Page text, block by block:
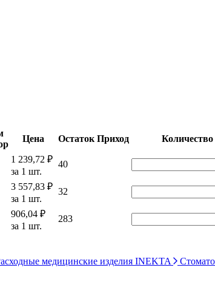
Цена Остаток Приход Количество
1 239,72 ₽
за 1 шт.
40
3 557,83 ₽
за 1 шт.
32
906,04 ₽
за 1 шт.
283
медицинские изделия INEKTA